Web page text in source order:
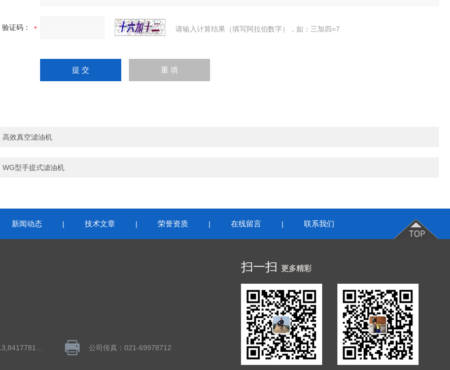
验证码： 请输入计算结果（填写阿拉伯数字），如：三加四=7
高效真空滤油机
WG型手提式滤油机
新闻动态 | 技术文章 | 荣誉资质 | 在线留言 | 联系我们
公司传真：021-69978712
扫一扫 更多精彩